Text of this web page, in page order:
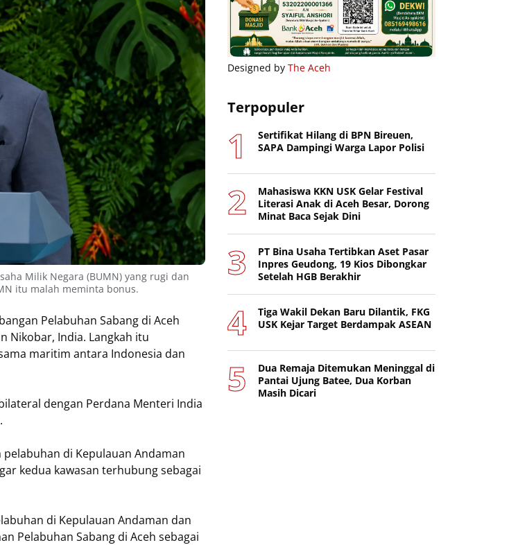
Milik Negara (BUMN) yang rugi dan
itu malah meminta bonus.
Pelabuhan Sabang di Aceh
Nikobar, India. Langkah itu
maritim antara Indonesia dan
dengan Perdana Menteri India
di Kepulauan Andaman
kedua kawasan terhubung sebagai
di Kepulauan Andaman dan
Pelabuhan Sabang di Aceh sebagai
Designed by The Aceh
Terpopuler
Sertifikat Hilang di BPN Bireuen,
SAPA Dampingi Warga Lapor Polisi
Mahasiswa KKN USK Gelar Festival
Literasi Anak di Aceh Besar, Dorong
Minat Baca Sejak Dini
PT Bina Usaha Tertibkan Aset Pasar
Inpres Geudong, 19 Kios Dibongkar
Setelah HGB Berakhir
Tiga Wakil Dekan Baru Dilantik, FKG
USK Kejar Target Berdampak ASEAN
Dua Remaja Ditemukan Meninggal di
Pantai Ujung Batee, Dua Korban
Masih Dicari